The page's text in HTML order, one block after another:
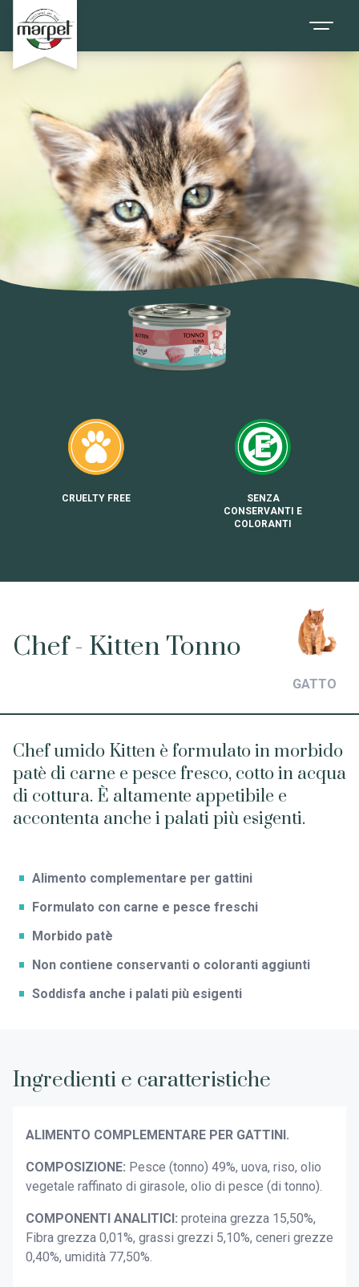
Chef - Kitten Tonno
GATTO
Chef umido Kitten è formulato in morbido
patè di carne e pesce fresco, cotto in acqua
di cottura. È altamente appetibile e
accontenta anche i palati più esigenti.
Alimento complementare per gattini
Formulato con carne e pesce freschi
Morbido patè
Non contiene conservanti o coloranti aggiunti
Soddisfa anche i palati più esigenti
CRUELTY FREE
SENZA
CONSERVANTI E
COLORANTI
Ingredienti e caratteristiche
ALIMENTO COMPLEMENTARE PER GATTINI.
COMPOSIZIONE: Pesce (tonno) 49%, uova, riso, olio
vegetale raffinato di girasole, olio di pesce (di tonno).
COMPONENTI ANALITICI: proteina grezza 15,50%,
Fibra grezza 0,01%, grassi grezzi 5,10%, ceneri grezze
0,40%, umidità 77,50%.